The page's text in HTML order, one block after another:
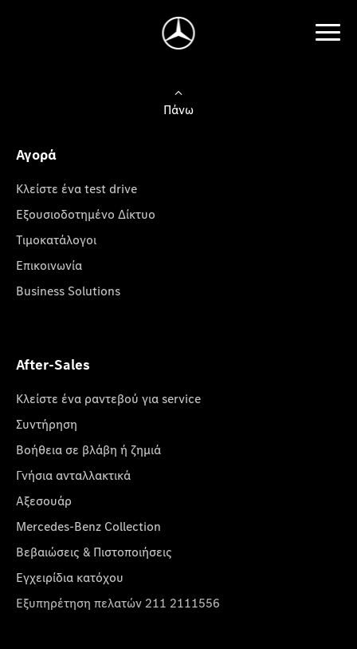
Πάνω
Αγορά
Κλείστε ένα test drive
Εξουσιοδοτημένο Δίκτυο
Τιμοκατάλογοι
Επικοινωνία
Business Solutions
After-Sales
Κλείστε ένα ραντεβού για service
Συντήρηση
Βοήθεια σε βλάβη ή ζημιά
Γνήσια ανταλλακτικά
Αξεσουάρ
Mercedes-Benz Collection
Βεβαιώσεις & Πιστοποιήσεις
Εγχειρίδια κατόχου
Εξυπηρέτηση πελατών 211 2111556